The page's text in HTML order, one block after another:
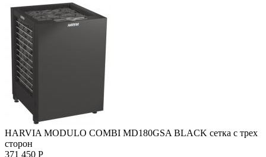
HARVIA MODULO COMBI MD180GSA BLACK сетка с трех
сторон
371 450 Р